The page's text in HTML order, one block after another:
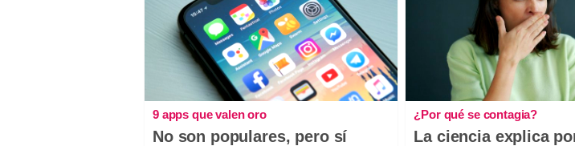
9 apps que valen oro
No son populares, pero sí
¿Por qué se contagia?
La ciencia explica